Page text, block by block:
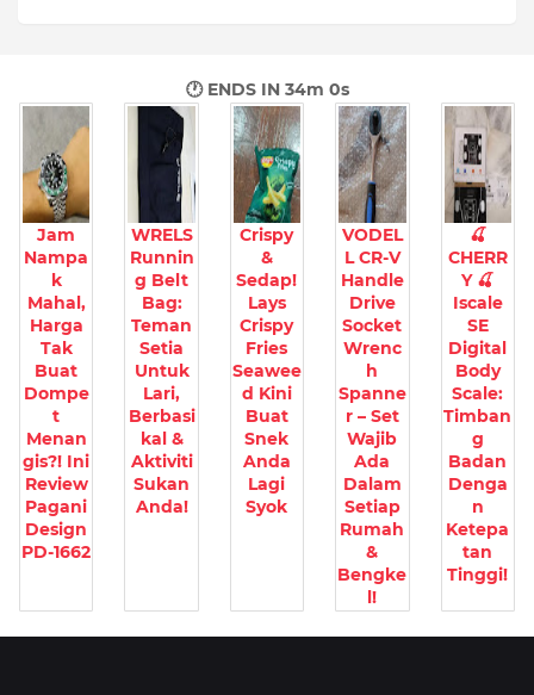
🕐 ENDS IN 33m 59s
Jam
Nampa
k
Mahal,
Harga
Tak
Buat
Dompe
t
Menan
gis?! Ini
Review
Pagani
Design
PD-1662
WRELS
Runnin
g Belt
Bag:
Teman
Setia
Untuk
Lari,
Berbasi
kal &
Aktiviti
Sukan
Anda!
Crispy
&
Sedap!
Lays
Crispy
Fries
Seawee
d Kini
Buat
Snek
Anda
Lagi
Syok
VODEL
L CR-V
Handle
Drive
Socket
Wrenc
h
Spanne
r – Set
Wajib
Ada
Dalam
Setiap
Rumah
&
Bengke
l!
🍒
CHERR
Y 🍒
Iscale
SE
Digital
Body
Scale:
Timban
g
Badan
Denga
n
Ketepa
tan
Tinggi!